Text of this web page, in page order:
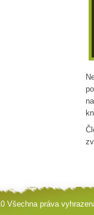
Všechna práva